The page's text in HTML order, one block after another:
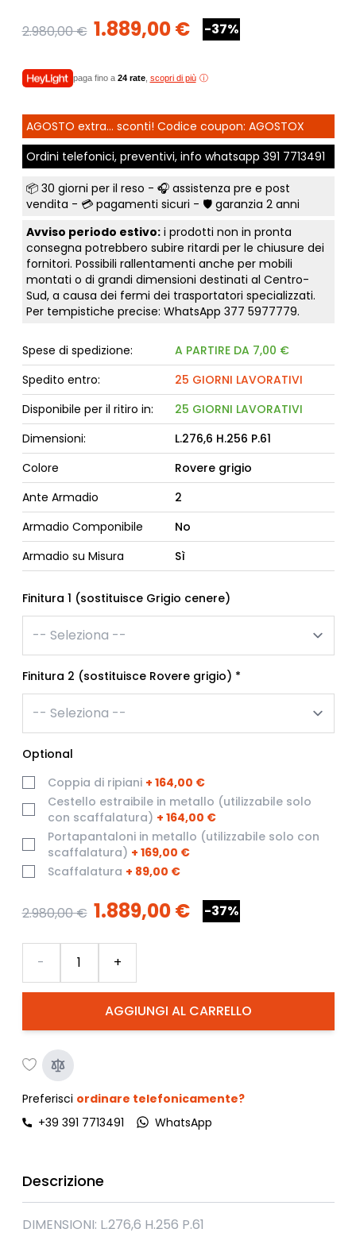
2.980,00 € 1.889,00 € -37%
paga fino a 24 rate, scopri di più
AGOSTO extra... sconti! Codice coupon: AGOSTOX
Ordini telefonici, preventivi, info whatsapp 391 7713491
📦 30 giorni per il reso - 🎧 assistenza pre e post
vendita - 💳 pagamenti sicuri - 🛡️ garanzia 2 anni
Avviso periodo estivo:i prodotti non in pronta
consegna potrebbero subire ritardi per le chiusure dei
fornitori. Possibili rallentamenti anche per mobili
montati o di grandi dimensioni destinati al Centro-
Sud, a causa dei fermi dei trasportatori specializzati.
Per tempistiche precise: WhatsApp 377 5977779.
Spese di spedizione:
A PARTIRE DA 7,00 €
Spedito entro:
25 GIORNI LAVORATIVI
Disponibile per il ritiro in:
25 GIORNI LAVORATIVI
Dimensioni:
L.276,6 H.256 P.61
Colore
Rovere grigio
Ante Armadio
2
Armadio Componibile
No
Armadio su Misura
Sì
Finitura 1 (sostituisce Grigio cenere)
Finitura 2 (sostituisce Rovere grigio) *
Optional
Coppia di ripiani + 164,00 €
Cestello estraibile in metallo (utilizzabile solo
con scaffalatura) + 164,00 €
Portapantaloni in metallo (utilizzabile solo con
scaffalatura) + 169,00 €
Scaffalatura + 89,00 €
2.980,00 € 1.889,00 € -37%
AGGIUNGI AL CARRELLO
- +
Preferisci ordinare telefonicamente?
+39 391 7713491
WhatsApp
Descrizione
DIMENSIONI: L.276,6 H.256 P.61